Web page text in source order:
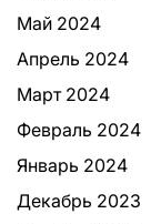
Май 2024
Апрель 2024
Март 2024
Февраль 2024
Январь 2024
Декабрь 2023